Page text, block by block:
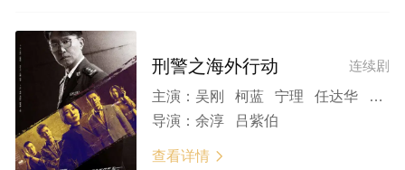
连续剧
刑警之海外行动
主演： 吴刚 柯蓝 宁理 任达华 俞飞鸿
导演： 余淳 吕紫伯
查看详情 